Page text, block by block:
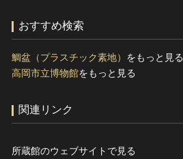
おすすめ検索
鯛盆（プラスチック素地） をもっと見る
高岡市立博物館をもっと見る
関連リンク
所蔵館のウェブサイトで見る